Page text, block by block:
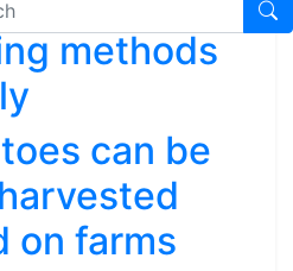
methods
can be
on farms